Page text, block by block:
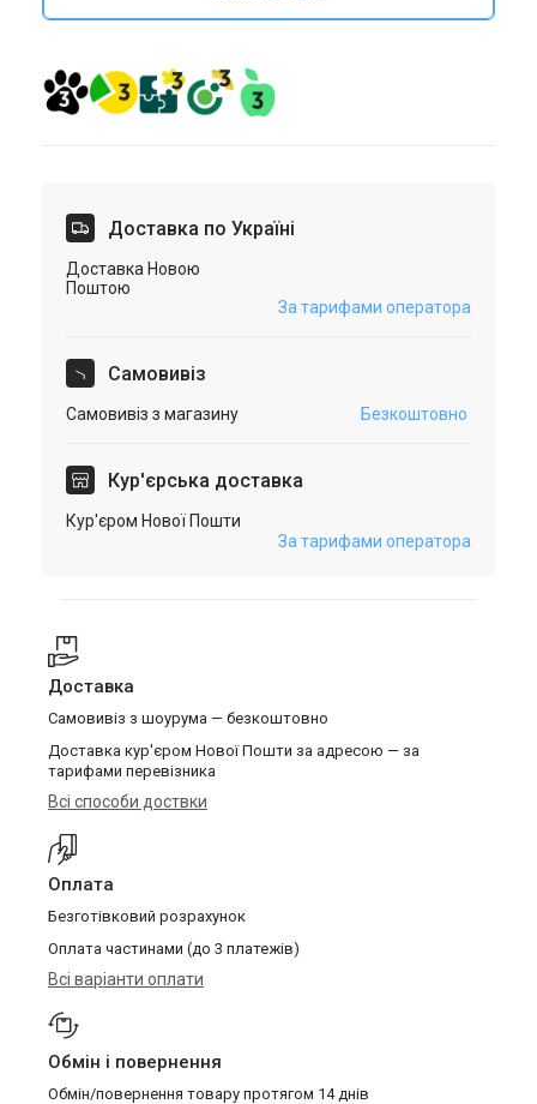
Доставка по Україні
Доставка Новою
Поштою
За тарифами оператора
Самовивіз
Самовивіз з магазину Безкоштовно
Кур'єрська доставка
Кур'єром Нової Пошти
За тарифами оператора
Доставка
Самовивіз з шоурума — безкоштовно
Доставка кур'єром Нової Пошти за адресою — за
тарифами перевізника
Всі способи доствки
Оплата
Безготівковий розрахунок
Оплата частинами (до 3 платежів)
Всі варіанти оплати
Обмін і повернення
Обмін/повернення товару протягом 14 днів